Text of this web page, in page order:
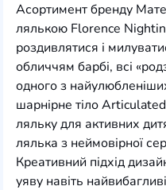
Асортимент бренду
лялькою Florence
роздивлятися і
обличчям барбі, всі
одного з
шарнірне тіло
ляльку для активних
лялька з неймовірної
Креативний підхід
уяву навіть